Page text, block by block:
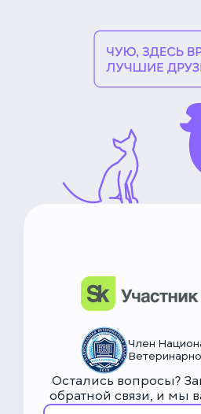
Член
Остались вопросы?
обратной связи, и мы